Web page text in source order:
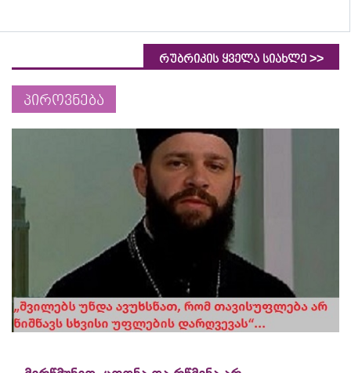
რუბრიკის ყველა სიახლე >>
პიროვნება